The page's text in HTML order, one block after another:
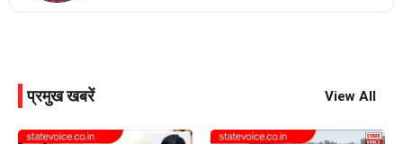
प्रमुख खबरें View All